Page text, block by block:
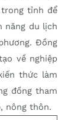
tỉnh để
năng du lịch
Đồng
về nghiệp
thức làm
đồng tham
nông thôn.